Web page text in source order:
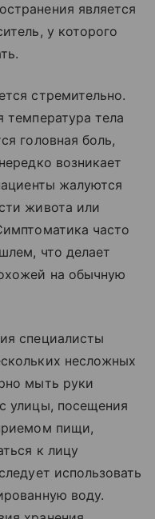
является
у которого
стремительно.
температура тела
головная боль,
возникает
жалуются
живота или
часто
что делает
на обычную
специалисты
несложных
мыть руки
улицы, посещения
пищи,
к лицу
использовать
воду.